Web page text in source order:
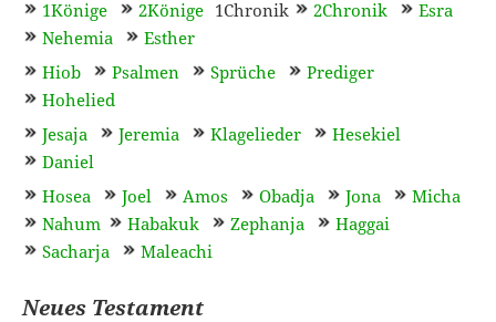
1Könige 2Könige 1Chronik 2Chronik
Esra
Nehemia
Esther
Hiob
Psalmen Sprüche
Prediger
Hohelied
Jesaja
Jeremia Klagelieder
Hesekiel
Daniel
Hosea
Joel Amos Obadja Jona
Micha
Nahum
Habakuk Zephanja
Haggai
Sacharja
Maleachi
Neues Testament